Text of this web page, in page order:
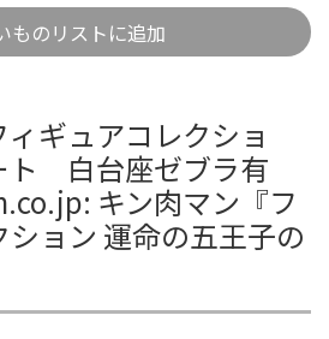
ものリストに追加
ギュアコレクショ
ト 白台座ゼブラ有
キン肉マン『フ
ョン 運命の五王子の